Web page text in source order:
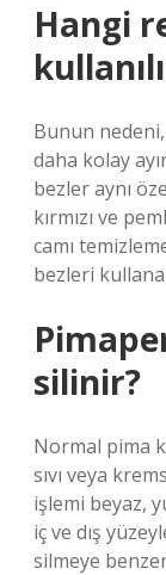
Hangi
Bunun nedeni,
daha kolay
bezler aynı
kırmızı ve
camı
bezleri
silinir?
Normal pima
sıvı veya
işlemi beyaz,
iç ve dış
silmeye